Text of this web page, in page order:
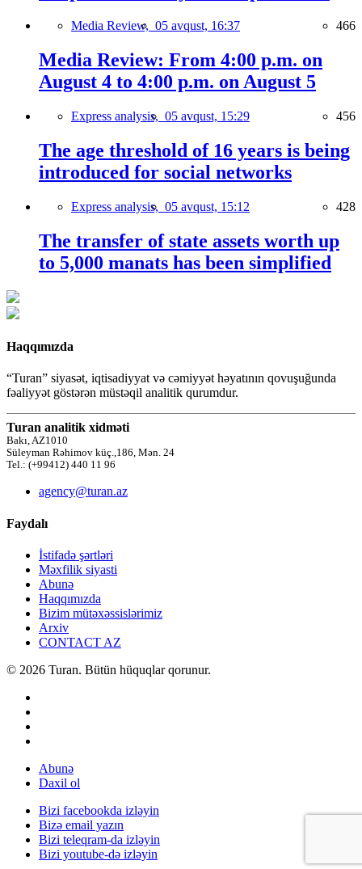
Media Review, 05 avqust, 16:37 466
Media Review: From 4:00 p.m. on
August 4 to 4:00 p.m. on August 5
Express analysis, 05 avqust, 15:29 456
The age threshold of 16 years is being
introduced for social networks
Express analysis, 05 avqust, 15:12 428
The transfer of state assets worth up
to 5,000 manats has been simplified
Haqqımızda
“Turan” siyasət, iqtisadiyyat və cəmiyyət həyatının qovuşuğunda
fəaliyyət göstərən müstəqil analitik qurumdur.
Turan analitik xidməti
Bakı, AZ1010
Süleyman Rəhimov küç.,186, Mən. 24
Tel.: (+99412) 440 11 96
agency@turan.az
Faydalı
İstifadə şərtləri
Məxfilik siyasti
Abunə
Haqqımızda
Bizim mütəxəssislərimiz
Arxiv
CONTACT AZ
© 2026 Turan. Bütün hüquqlar qorunur.
Abunə
Daxil ol
Bizi facebookda izləyin
Bizə email yazın
Bizi teleqram-da izləyin
Bizi youtube-də izləyin